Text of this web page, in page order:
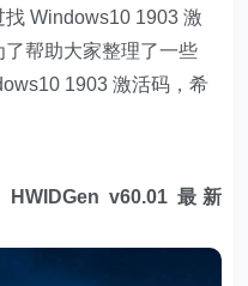
Windows10 1903 激
帮助大家整理了一些
1903 激活码，希
v60.01 最新